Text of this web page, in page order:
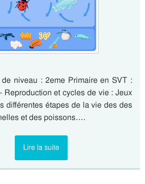
niveau : 2eme Primaire en SVT :
Reproduction et cycles de vie : Jeux
différentes étapes de la vie des des
et des poissons….
Lire la suite